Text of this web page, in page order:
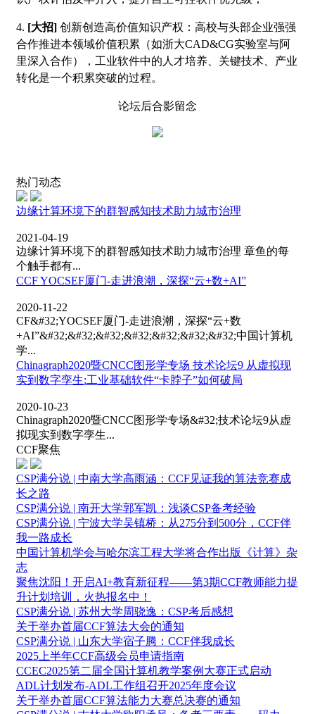
4. [大招] 创新创造高价值知识产权：高校与头部企业强强
合作推进本领域价值积累（如浙大CAD&CG实验室与阿
里深入合作），工业软件中的人才培养、关键技术、产业
转化是一个积累突破的过程。
论坛后合影留念
热门动态
边缘计算环境下的群智感知技术助力城市治理
2021-04-19
边缘计算环境下的群智感知技术助力城市治理 章鱼的每
个触手都有...
CCF YOCSEF厦门-走进浪潮，深探“云+数+AI”
2020-11-22
CF&#32;YOCSEF厦门-走进浪潮，深探“云+数
+AI”&#32;&#32;&#32;&#32;&#32;&#32;&#32;中国计算机
学...
Chinagraph2020暨CNCC图形学专场 技术论坛9 从虚拟现
实到数字孪生:工业基础软件“卡脖子”如何破局
2020-10-23
Chinagraph2020暨CNCC图形学专场&#32;技术论坛9从虚
拟现实到数字孪生...
CCF聚焦
CSP满分说 | 中南大学高雨涵：CCF见证我的算法竞赛成
长之路
CSP满分说 | 南开大学郭军凯：浅谈CSP备考经验
CSP满分说 | 宁波大学吴镇桥：从275分到500分，CCF伴
我一路成长
中国计算机学会与哈尔滨工程大学将合作出版《计算》杂
志
聚焦沈阳！开启AI+教育新征程——第3期CCF教师能力提
升计划培训，火热报名中！
CSP满分说 | 苏州大学周骁逸：CSP考后感想
关于举办首届CCF算法大会的通知
CSP满分说 | 山东大学宿子腾：CCF伴我成长
2025上半年CCF高级会员申请指南
CCEC2025第二届全国计算机教学案例大赛正式启动
ADL计划发布-ADL工作组召开2025年度会议
关于举办首届CCF算法能力大赛总决赛的通知